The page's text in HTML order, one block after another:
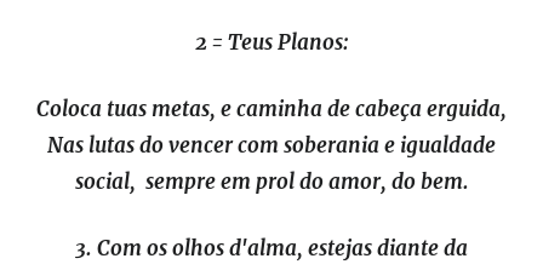
2 = Teus Planos:
Coloca tuas metas, e caminha de cabeça erguida,
Nas lutas do vencer com soberania e igualdade
social, sempre em prol do amor, do bem.
3. Com os olhos d'alma, estejas diante da